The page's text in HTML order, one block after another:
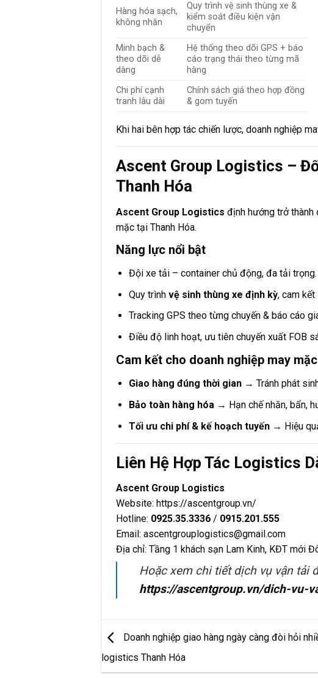
Hàng hóa sạch,
không nhăn
Quy trình vệ sinh thùng xe &
kiểm soát điều kiện vận
chuyển
Minh bạch &
theo dõi dễ
dàng
Hệ thống theo dõi GPS + báo
cáo trạng thái theo từng mã
hàng
Chi phí cạnh
tranh lâu dài
Chính sách giá theo hợp đồng
& gom tuyến
Khi hai bên hợp tác chiến lược, doanh nghiệp
Ascent Group Logistics –
Thanh Hóa
Ascent Group Logistics định hướng trở thành
mặc tại Thanh Hóa.
Năng lực nổi bật
Đội xe tải – container chủ động, đa tải trọng.
Quy trình vệ sinh thùng xe định kỳ, cam kết
Tracking GPS theo từng chuyến & báo cáo
Điều độ linh hoạt, ưu tiên chuyến xuất FOB
Cam kết cho doanh nghiệp may mặc
Giao hàng đúng thời gian→ Tránh phát
Bảo toàn hàng hóa→ Hạn chế nhăn, bẩn,
Tối ưu chi phí & kế hoạch tuyến→ Hiệu
Liên Hệ Hợp Tác Logistics
Ascent Group Logistics
Website: https://ascentgroup.vn/
Hotline: 0925.35.3336 / 0915.201.555
Email:ascentgrouplogistics@gmail.com
Địa chỉ: Tầng 1 khách sạn Lam Kinh, KĐT mới
Hoặc xem chi tiết dịch vụ vận tải
https://ascentgroup.vn/dich-vu-
Doanh nghiệp giao hàng ngày càng đòi hỏi
logistics Thanh Hóa